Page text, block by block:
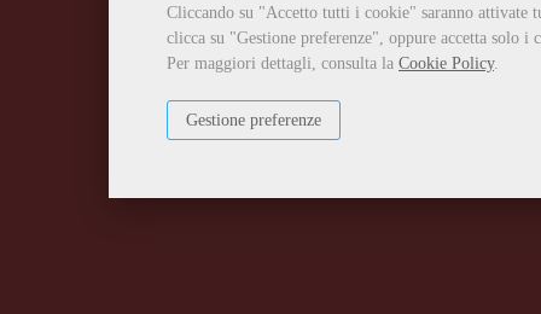
Cliccando su "Accetto tutti i cookie" saranno attivate
clicca su "Gestione preferenze", oppure accetta solo
Per maggiori dettagli, consulta la Cookie Policy.
Gestione preferenze